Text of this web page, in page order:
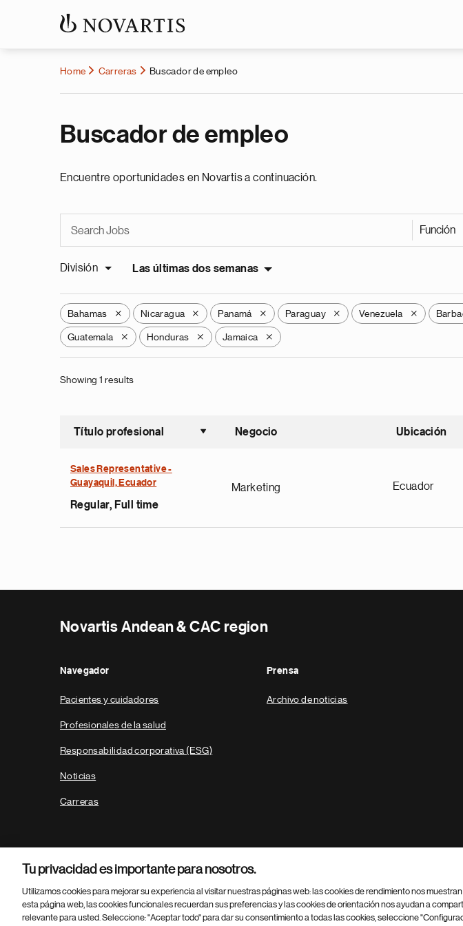
Home Carreras Buscador de empleo
Buscador de empleo
Encuentre oportunidades en Novartis a continuación.
Función
División Las últimas dos semanas
Bahamas X Nicaragua X Panamá X Paraguay X Venezuela X
Guatemala X Honduras X Jamaica X
Showing 1 results
Título profesional
Ordenar ascendente
Negocio Ubicación
Sales Representative -
Guayaquil, Ecuador
Regular, Full time
Marketing Ecuador
Novartis Andean & CAC region
Navegador
Pacientes y cuidadores
Profesionales de la salud
Responsabilidad corporativa (ESG)
Noticias
Carreras
Prensa
Archivo de noticias
Parte
© 2026 Novartis AG
Tu privacidad es importante para nosotros.
Utilizamos cookies para mejorar su experiencia al visitar nuestras páginas web: las cookies de rendimiento nos
esta página web, las cookies funcionales recuerdan sus preferencias y las cookies de orientación nos ayudan a
relevante para usted. Seleccione: "Aceptar todo" para dar su consentimiento a todas las cookies, seleccione